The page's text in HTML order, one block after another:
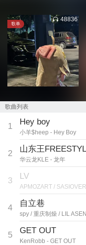
歌单
48836
歌曲列表
1 Hey boy
小羊$heep - Hey Boy
2 山东王
华云龙KLE - 龙年
3 LV
APMOZART /
4 自立巷
spy / 重庆制燥 / LIL
5 GET OUT
KenRobb - GET OUT